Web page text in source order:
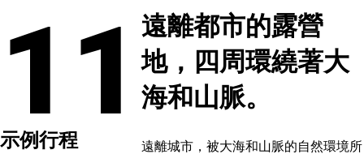
11
示例行程
遠離都市的露營
地，四周環繞著大
海和山脈。
遠離城市，被大海和山脈的自然環境所